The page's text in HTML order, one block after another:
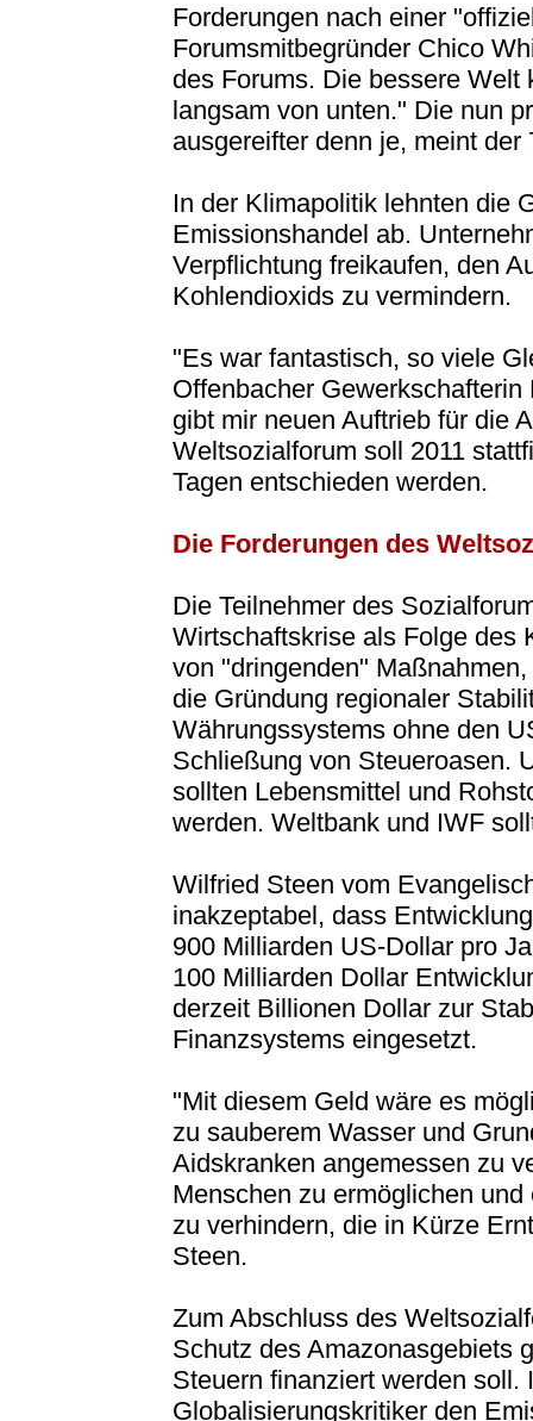
Forderungen nach einer
Forumsmitbegründer Chico
des Forums. Die bessere
langsam von unten." Die nun
ausgereifter denn je, meint der
In der Klimapolitik lehnten die
Emissionshandel ab.
Verpflichtung freikaufen, den
Kohlendioxids zu vermindern.
"Es war fantastisch, so viele
Offenbacher
gibt mir neuen Auftrieb für die
Weltsozialforum soll 2011
Tagen entschieden werden.
Die Forderungen des
Die Teilnehmer des
Wirtschaftskrise als Folge des
von "dringenden"
die Gründung regionaler
Währungssystems ohne den
Schließung von Steueroasen.
sollten Lebensmittel und
werden. Weltbank und IWF
Wilfried Steen vom
inakzeptabel, dass
900 Milliarden US-Dollar pro
100 Milliarden Dollar
derzeit Billionen Dollar zur
Finanzsystems eingesetzt.
"Mit diesem Geld wäre es
zu sauberem Wasser und
Aidskranken angemessen zu
Menschen zu ermöglichen
zu verhindern, die in Kürze
Steen.
Zum Abschluss des
Schutz des Amazonasgebiets
Steuern finanziert werden
Globalisierungskritiker den